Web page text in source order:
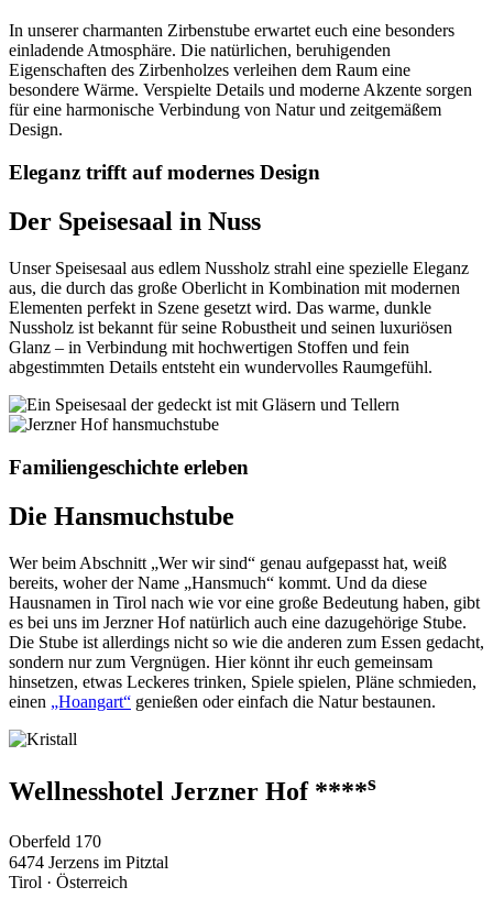
In unserer charmanten Zirbenstube erwartet euch eine besonders
einladende Atmosphäre. Die natürlichen, beruhigenden
Eigenschaften des Zirbenholzes verleihen dem Raum eine
besondere Wärme. Verspielte Details und moderne Akzente sorgen
für eine harmonische Verbindung von Natur und zeitgemäßem
Design.
Eleganz trifft auf modernes Design
Der Speisesaal in Nuss
Unser Speisesaal aus edlem Nussholz strahl eine spezielle Eleganz
aus, die durch das große Oberlicht in Kombination mit modernen
Elementen perfekt in Szene gesetzt wird. Das warme, dunkle
Nussholz ist bekannt für seine Robustheit und seinen luxuriösen
Glanz – in Verbindung mit hochwertigen Stoffen und fein
abgestimmten Details entsteht ein wundervolles Raumgefühl.
Familiengeschichte erleben
Die Hansmuchstube
Wer beim Abschnitt „Wer wir sind“ genau aufgepasst hat, weiß
bereits, woher der Name „Hansmuch“ kommt. Und da diese
Hausnamen in Tirol nach wie vor eine große Bedeutung haben, gibt
es bei uns im Jerzner Hof natürlich auch eine dazugehörige Stube.
Die Stube ist allerdings nicht so wie die anderen zum Essen gedacht,
sondern nur zum Vergnügen. Hier könnt ihr euch gemeinsam
hinsetzen, etwas Leckeres trinken, Spiele spielen, Pläne schmieden,
einen „Hoangart“ genießen oder einfach die Natur bestaunen.
Wellnesshotel Jerzner Hof ****s
Oberfeld 170
6474 Jerzens im Pitztal
Tirol · Österreich